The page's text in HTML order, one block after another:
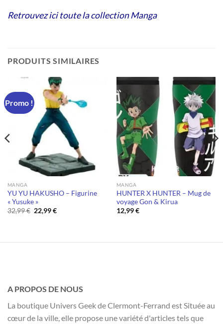
Retrouvez ici toute la collection Manga
PRODUITS SIMILAIRES
Promo !
MANGA
YU YU HAKUSHO – Figurine
« Yusuke »
32,99€ Le
prix
22,99€Le
MANGA
HUNTER X HUNTER – Mug de
voyage Gon & Kirua
12,99€
A PROPOS DE NOUS
La boutique Univers Geek de Clermont-Ferrand est Située au
cœur de la ville, elle propose une variété d'articles tels que